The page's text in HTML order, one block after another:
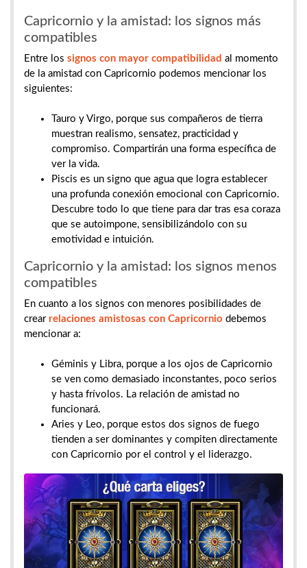
Capricornio y la amistad: los signos más
compatibles
Entre los signos con mayor compatibilidad al momento
de la amistad con Capricornio podemos mencionar los
siguientes:
Tauro y Virgo, porque sus compañeros de tierra
muestran realismo, sensatez, practicidad y
compromiso. Compartirán una forma específica de
ver la vida.
Piscis es un signo que agua que logra establecer
una profunda conexión emocional con Capricornio.
Descubre todo lo que tiene para dar tras esa coraza
que se autoimpone, sensibilizándolo con su
emotividad e intuición.
Capricornio y la amistad: los signos menos
compatibles
En cuanto a los signos con menores posibilidades de
crear relaciones amistosas con Capricornio debemos
mencionar a:
Géminis y Libra, porque a los ojos de Capricornio
se ven como demasiado inconstantes, poco serios
y hasta frívolos. La relación de amistad no
funcionará.
Aries y Leo, porque estos dos signos de fuego
tienden a ser dominantes y compiten directamente
con Capricornio por el control y el liderazgo.